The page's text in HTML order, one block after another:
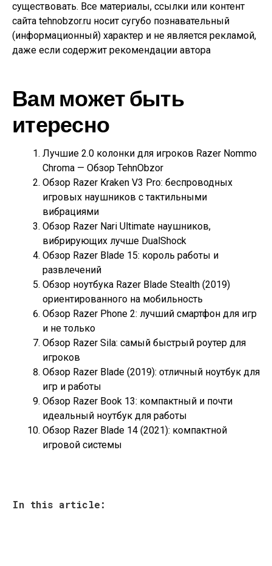
существовать. Все материалы, ссылки или контент
сайта tehnobzor.ru носит сугубо познавательный
(информационный) характер и не является рекламой,
даже если содержит рекомендации автора
Вам может быть
итересно
Лучшие 2.0 колонки для игроков Razer Nommo
Chroma — Обзор TehnObzor
Обзор Razer Kraken V3 Pro: беспроводных
игровых наушников с тактильными
вибрациями
Обзор Razer Nari Ultimate наушников,
вибрирующих лучше DualShock
Обзор Razer Blade 15: король работы и
развлечений
Обзор ноутбука Razer Blade Stealth (2019)
ориентированного на мобильность
Обзор Razer Phone 2: лучший смартфон для игр
и не только
Обзор Razer Sila: самый быстрый роутер для
игроков
Обзор Razer Blade (2019): отличный ноутбук для
игр и работы
Обзор Razer Book 13: компактный и почти
идеальный ноутбук для работы
Обзор Razer Blade 14 (2021): компактной
игровой системы
In this article: